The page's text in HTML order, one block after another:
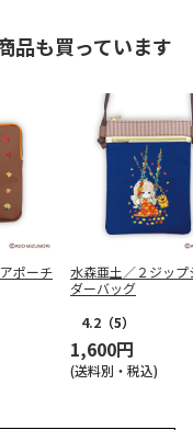
品も買っています
ポーチ
水森亜土／２ジップ
ダーバッグ
4.2 （5）
1,600円
(送料別・税込)